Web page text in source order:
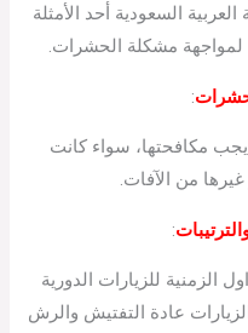
السعودية أحد الأمثلة
لمواجهة مشكلة الحشرات.
:
مكافحتها، سواء كانت
من الآفات.
:
الزمنية للزيارات الدورية
عادة التفتيش والرش